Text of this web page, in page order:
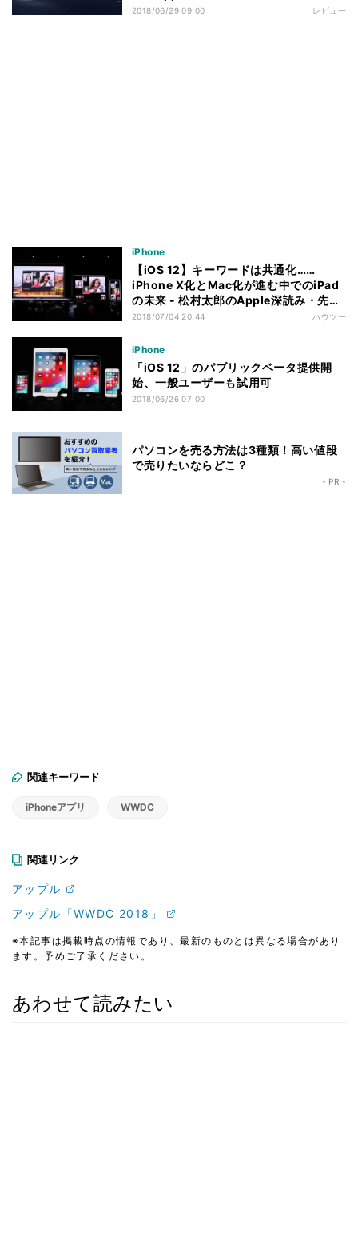
2018/06/29 09:00 レビュー
iPhone
【iOS 12】キーワードは共通化……
iPhone X化とMac化が進む中でのiPad
の未来 - 松村太郎のApple深読み・先読
み
2018/07/04 20:44 ハウツー
iPhone
「iOS 12」のパブリックベータ提供開
始、一般ユーザーも試用可
2018/06/26 07:00
パソコンを売る方法は3種類！高い値段
で売りたいならどこ？
- PR -
関連キーワード
iPhoneアプリ WWDC
関連リンク
アップル
アップル「WWDC 2018」
※本記事は掲載時点の情報であり、最新のものとは異なる場合があり
ます。予めご了承ください。
あわせて読みたい